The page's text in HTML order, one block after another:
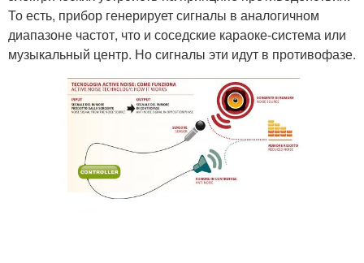
То есть, прибор генерирует сигналы в аналогичном
диапазоне частот, что и соседские караоке-система или
музыкальный центр. Но сигналы эти идут в противофазе.